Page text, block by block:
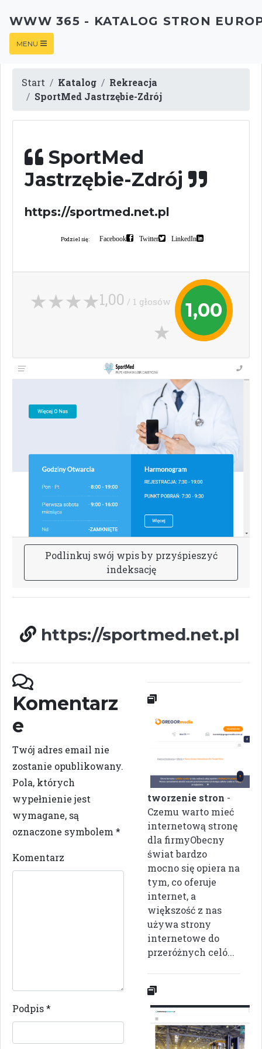
WWW 365 - KATALOG STRON
MENU
Start Katalog
Rekreacja
SportMed Jastrzębie-Zdrój
SportMed
Jastrzębie-Zdrój
https://sportmed.net.pl
Podziel się: Facebook Twitter LinkedIn
1,00
1,00 / 1 głosów
Podlinkuj swój wpisby przyśpieszyć
indeksację
https://sportmed.net.pl
Komentarz
e
Twój adres email nie
zostanie opublikowany.
Pola, których
wypełnienie jest
wymagane, są
oznaczone symbolem *
Komentarz
Podpis*
tworzenie stron -
Czemu warto mieć
internetową stronę
dla firmyObecny
świat bardzo
mocno się opiera na
tym, co oferuje
internet, a
większość z nas
używa strony
internetowe do
przeróżnych celó...